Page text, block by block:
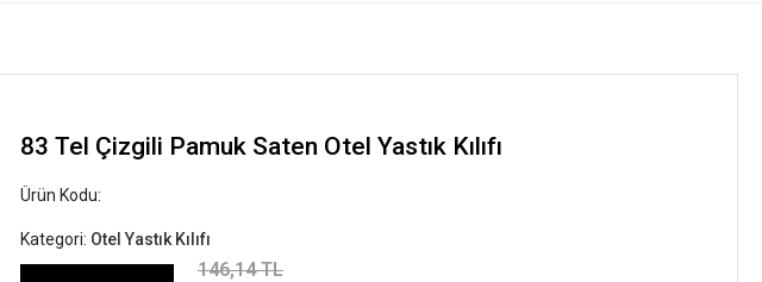
83 Tel Çizgili Pamuk Saten Otel Yastık Kılıfı
Ürün Kodu:
Kategori: Otel Yastık Kılıfı
146,14 TL